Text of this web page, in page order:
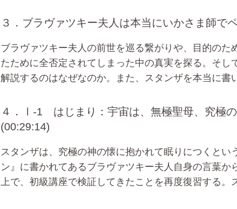
３．ブラヴァツキー夫人は本当にいかさま師で
ブラヴァツキー夫人の前世を巡る繋がりや、目的の
たために全否定されてしまった中の真実を探る。そ
解説するのはなぜなのか。また、スタンザを本当に書
４．Ⅰ-1 はじまり：宇宙は、無極聖母、究極の
(00:29:14)
スタンザは、究極の神の懐に抱かれて眠りにつくとい
ン』に書かれてあるブラヴァツキー夫人自身の言葉
上で、初級講座で検証してきたことを再度復習する。